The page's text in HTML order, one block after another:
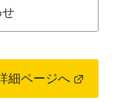
細ページへ